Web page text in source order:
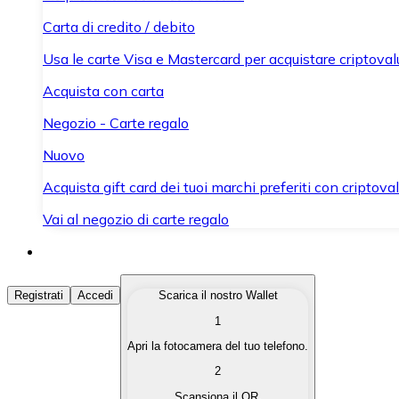
Carta di credito / debito
Usa le carte Visa e Mastercard per acquistare
Acquista con carta
Negozio - Carte regalo
Nuovo
Acquista gift card dei tuoi marchi preferiti con
Vai al negozio di carte regalo
Acquista Criptovalute
Acquista le criptovalute che ti interessano in modo
Converti le tue criptovalute in valuta fiat quando ne hai
Registrati Accedi
Scarica il nostro Wallet
1
Apri la fotocamera del tuo telefono.
2